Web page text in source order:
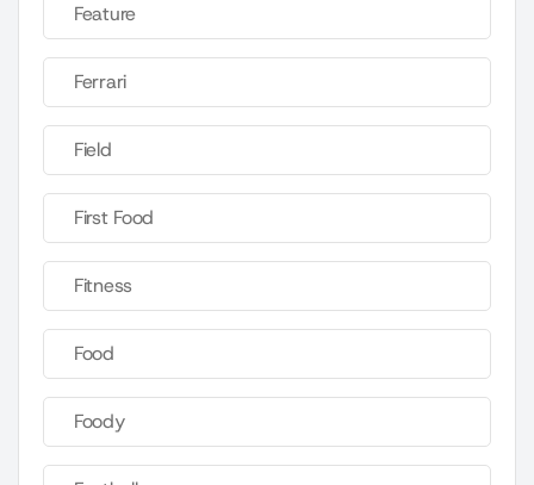
Feature
Ferrari
Field
First Food
Fitness
Food
Foody